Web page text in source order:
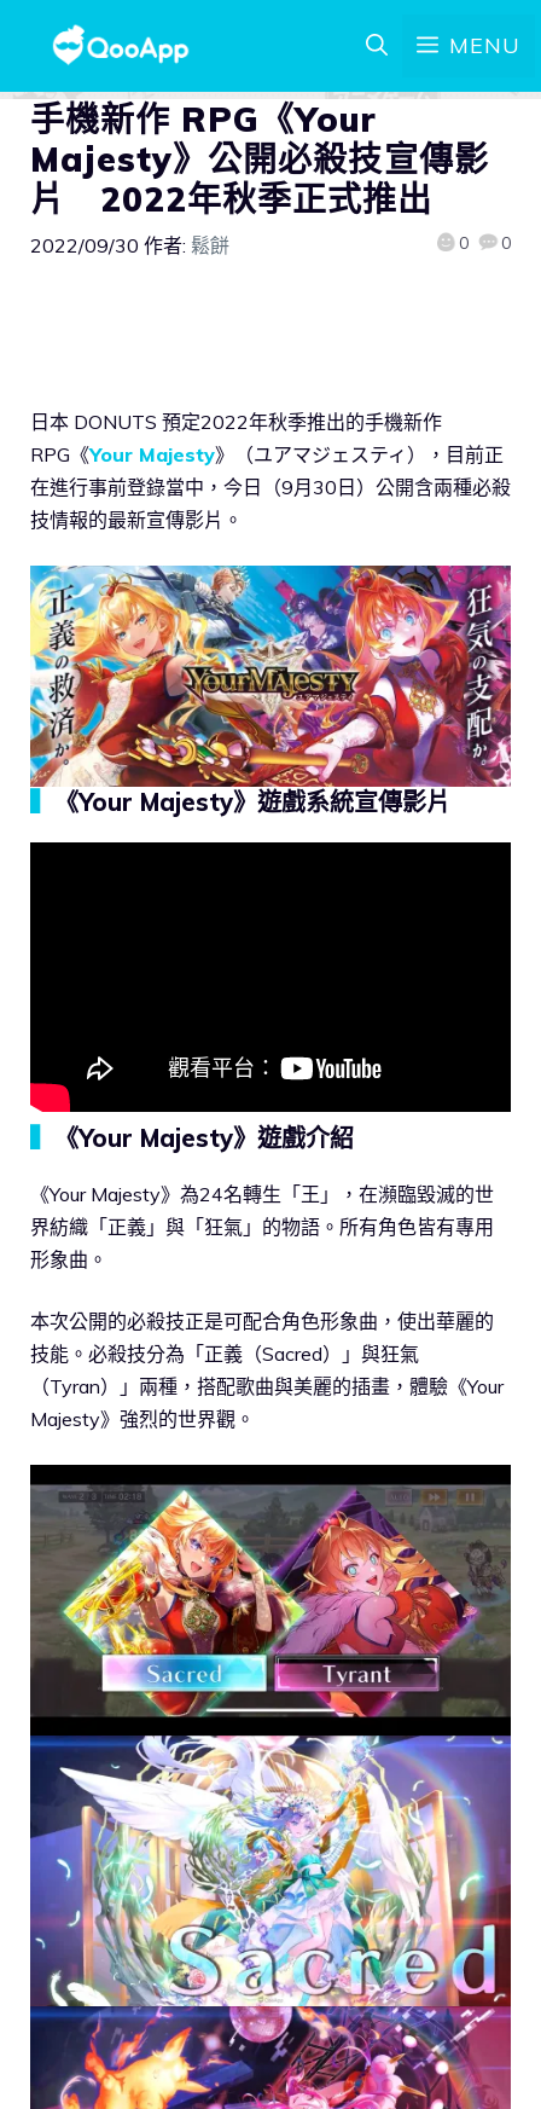
MENU
手機新作 RPG《Your
Majesty》公開必殺技宣傳影
片 2022年秋季正式推出
2022/09/30 作者: 鬆餅 0 0
日本 DONUTS 預定2022年秋季推出的手機新作
RPG《Your Majesty》（ユアマジェスティ），目前正
在進行事前登錄當中，今日（9月30日）公開含兩種必殺
技情報的最新宣傳影片。
《Your Majesty》遊戲系統宣傳影片
《Your Majesty》遊戲介紹
《Your Majesty》為24名轉生「王」，在瀕臨毀滅的世
界紡織「正義」與「狂氣」的物語。所有角色皆有專用
形象曲。
本次公開的必殺技正是可配合角色形象曲，使出華麗的
技能。必殺技分為「正義（Sacred）」與狂氣
（Tyran）」兩種，搭配歌曲與美麗的插畫，體驗《Your
Majesty》強烈的世界觀。